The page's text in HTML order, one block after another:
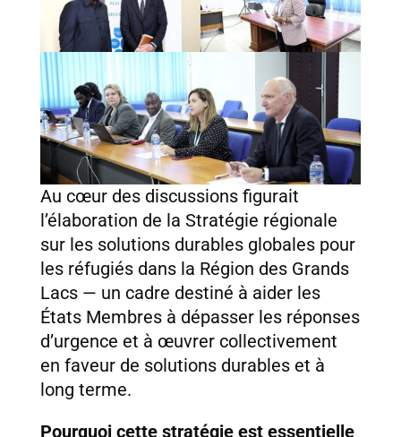
Au cœur des discussions figurait
l’élaboration de la Stratégie régionale
sur les solutions durables globales pour
les réfugiés dans la Région des Grands
Lacs — un cadre destiné à aider les
États Membres à dépasser les réponses
d’urgence et à œuvrer collectivement
en faveur de solutions durables et à
long terme.
Pourquoi cette stratégie est essentielle